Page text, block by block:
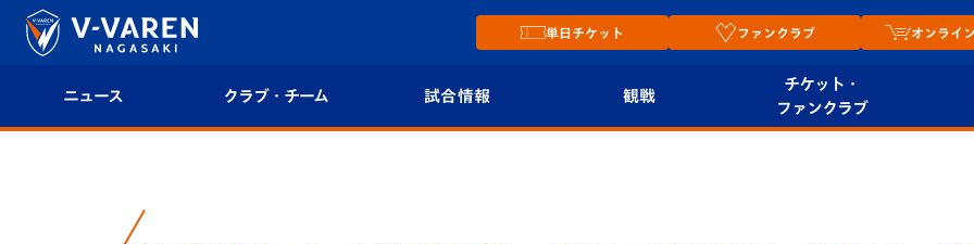
単日チケット ファンクラブ オンライン
ニュース クラブ・チーム 試合情報 観戦
チケット・
ファンクラブ